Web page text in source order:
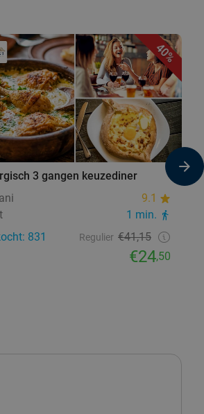
40%
3 gangen keuzediner
9.1
1 min.
831
Regulier €41,15
€24,50